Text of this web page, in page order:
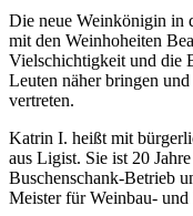
Die neue Weinkönigin in
mit den Weinhoheiten
Vielschichtigkeit und die
Leuten näher bringen
vertreten.
Katrin I. heißt mit
aus Ligist. Sie ist 20
Buschenschank-Betrieb
Meister für Weinbau-